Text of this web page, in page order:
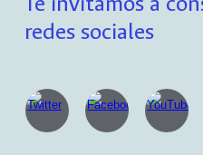
redes sociales